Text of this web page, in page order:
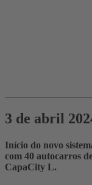
3 de abril
Início do novo
com 40 autocarros
CapaCity L.